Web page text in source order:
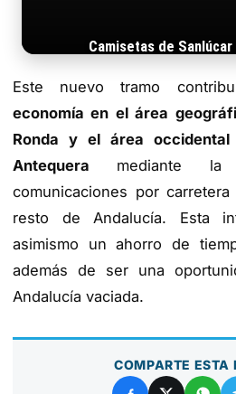
Camisetas de Sanlúcar
Este nuevo tramo
economía en el área
Ronda y el área
Antequera mediante
comunicaciones por
resto de Andalucía. Esta
asimismo un ahorro de
además de ser una
Andalucía vaciada.
COMPARTE ESTA